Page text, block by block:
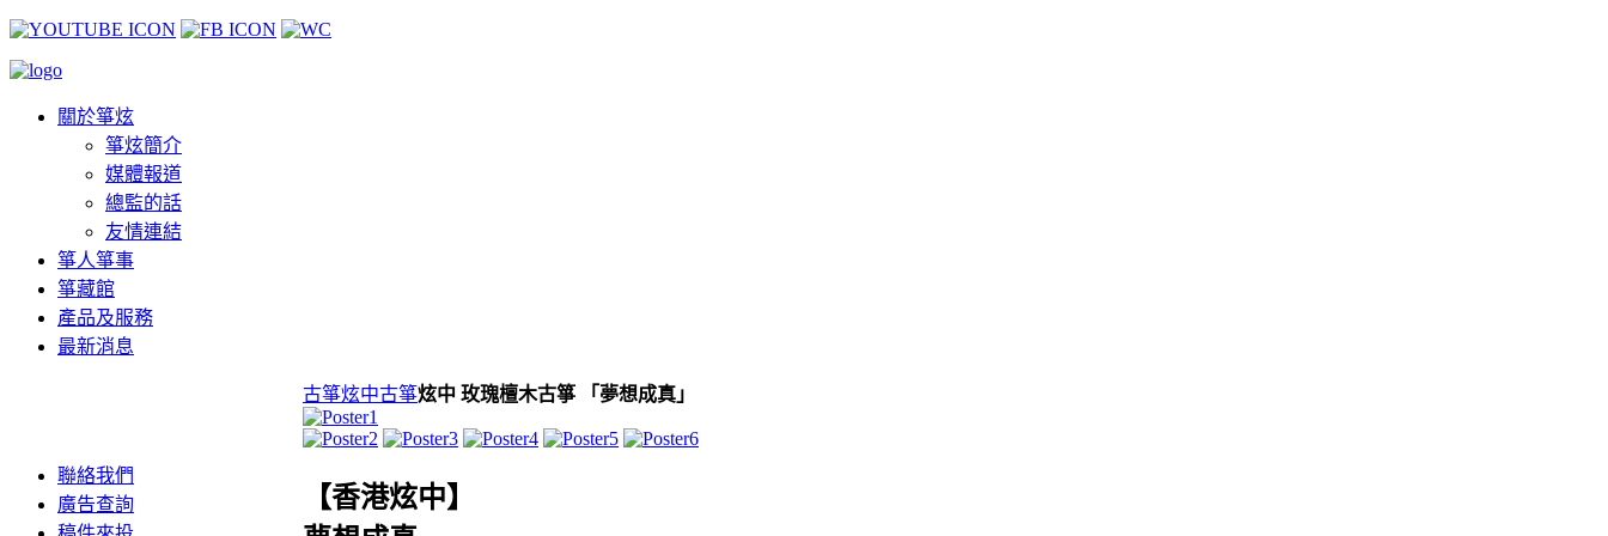
關於箏炫
箏炫簡介
媒體報道
總監的話
友情連結
箏人箏事
箏藏館
產品及服務
最新消息
古箏炫中古箏炫中 玫瑰檀木古箏 「夢想成真」
【香港炫中】
聯絡我們
廣告查詢